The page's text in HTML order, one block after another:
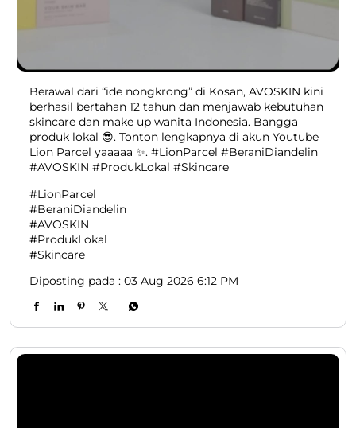
Berawal dari “ide nongkrong” di Kosan, AVOSKIN kini
berhasil bertahan 12 tahun dan menjawab kebutuhan
skincare dan make up wanita Indonesia. Bangga
produk lokal 😎. Tonton lengkapnya di akun Youtube
Lion Parcel yaaaaa ✨. #LionParcel #BeraniDiandelin
#AVOSKIN #ProdukLokal #Skincare
#LionParcel
#BeraniDiandelin
#AVOSKIN
#ProdukLokal
#Skincare
Diposting pada : 03 Aug 2026 6:12 PM